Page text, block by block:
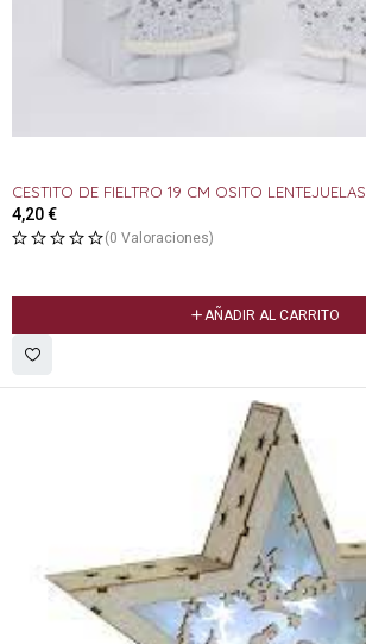
CESTITO DE FIELTRO 19 CM OSITO LENTEJUELAS
4,20€
(0 Valoraciones)
AÑADIR AL CARRITO